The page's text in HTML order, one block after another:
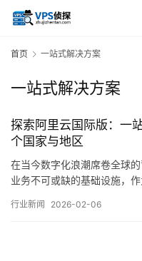
首页 一站式解决方案
一站式解决方案
探索阿里云国际版：一
个国家与地区
在当今数字化浪潮席卷全球
业务不可或缺的基础设施，
吸引着越来越多跨国企业与
行业新闻 2026-02-06